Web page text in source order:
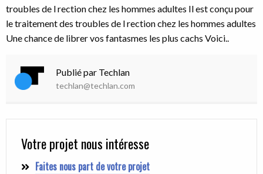
troubles de l rection chez les hommes adultes Il est conçu pour
le traitement des troubles de l rection chez les hommes adultes
Une chance de librer vos fantasmes les plus cachs Voici..
Publié par Techlan
techlan@techlan.com
Votre projet nous intéresse
Faites nous part de votre projet